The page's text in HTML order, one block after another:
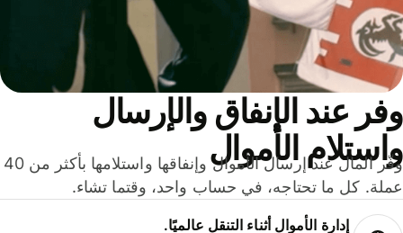
عند الإنفاق والإرسال
الأموال
وفّر المال عند إرسال الأموال وإنفاقها واستلامها بأكثر من 40
كل ما تحتاجه، في حساب واحد، وقتما تشاء.
إدارة الأموال أثناء التنقل عالميًا.